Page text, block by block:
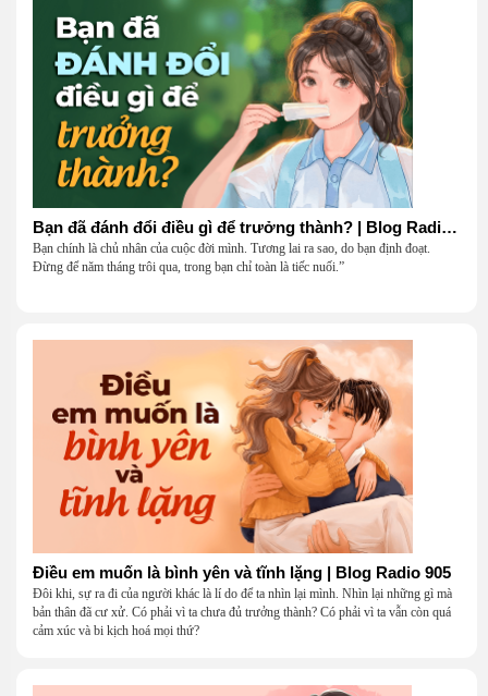
Bạn đã đánh đổi điều gì để trưởng thành? | Blog Radio 906
Bạn chính là chủ nhân của cuộc đời mình. Tương lai ra sao, do bạn định đoạt.
Đừng để năm tháng trôi qua, trong bạn chỉ toàn là tiếc nuối.”
Điều em muốn là bình yên và tĩnh lặng | Blog Radio 905
Đôi khi, sự ra đi của người khác là lí do để ta nhìn lại mình. Nhìn lại những gì mà
bản thân đã cư xử. Có phải vì ta chưa đủ trưởng thành? Có phải vì ta vẫn còn quá
cảm xúc và bi kịch hoá mọi thứ?